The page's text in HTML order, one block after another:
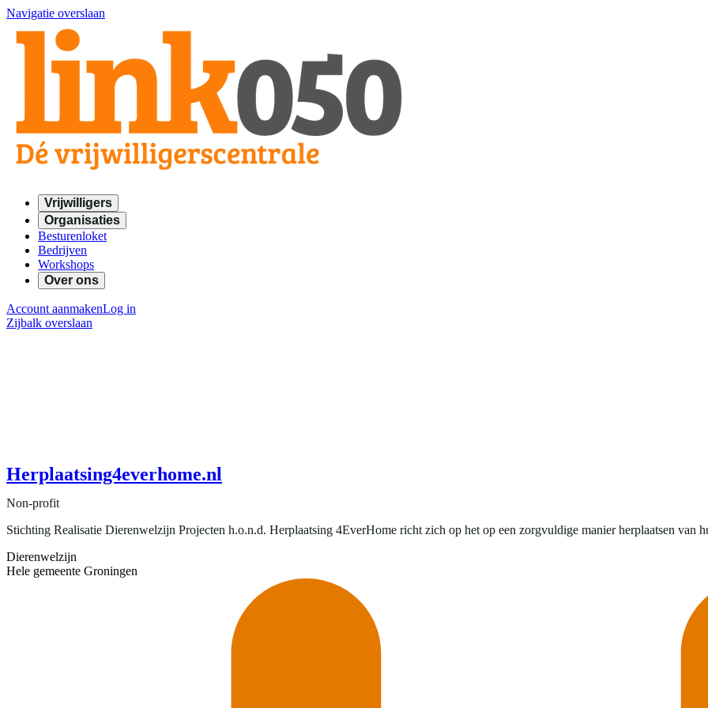
Navigatie overslaan
Vrijwilligers
Organisaties
Besturenloket
Bedrijven
Workshops
Over ons
Account aanmakenLog in
Zijbalk overslaan
Herplaatsing4everhome.nl
Non-profit
Stichting Realisatie Dierenwelzijn Projecten h.o.n.d. Herplaatsing 4EverHome richt zich op het op een zorgvuldige manier herplaatsen van
Dierenwelzijn
Hele gemeente Groningen